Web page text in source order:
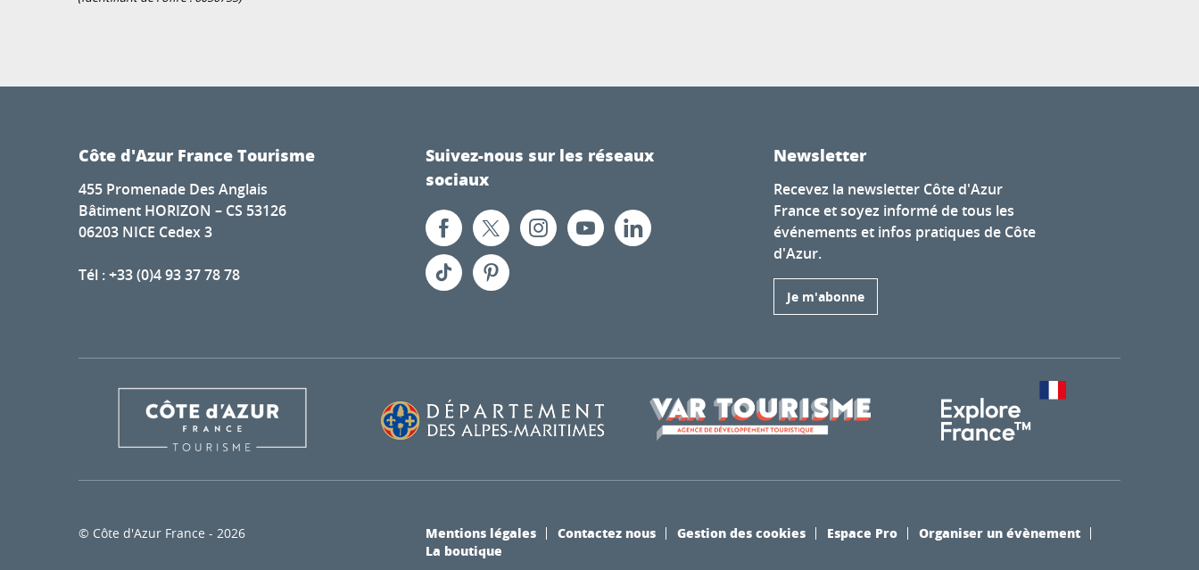
Côte d'Azur France Tourisme
455 Promenade Des Anglais
Bâtiment HORIZON – CS 53126
06203 NICE Cedex 3
Tél : +33 (0)4 93 37 78 78
Suivez-nous sur les réseaux
sociaux
Newsletter
Recevez la newsletter Côte d'Azur
France et soyez informé de tous les
événements et infos pratiques de Côte
d'Azur.
Je m'abonne
© Côte d'Azur France - 2026 Mentions légales Contactez nous Gestion des cookies Espace Pro
Organiser un évènement
La boutique